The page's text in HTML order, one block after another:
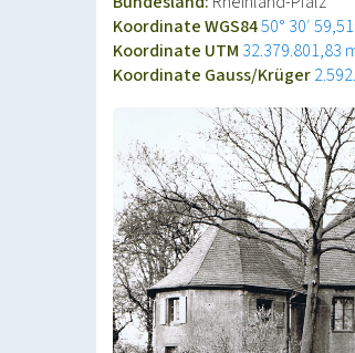
Koordinate WGS8450° 30′
Koordinate UTM 32.379.801,83
Koordinate Gauss/Krüger